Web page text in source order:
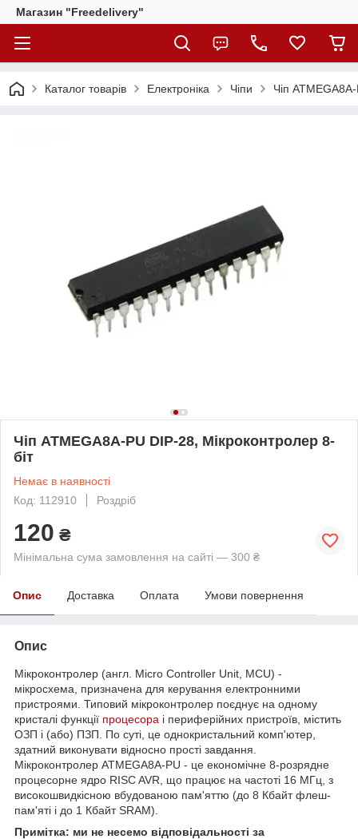
Магазин "Freedelivery"
Каталог товарів Електроніка Чіпи Чіп
Чіп ATMEGA8A-PU DIP-28, Мікроконтролер 8-
біт
Немає в наявності
Код: 112910
Роздріб
120 ₴
Мінімальна сума замовлення на сайті — 300 ₴
Опис Доставка Оплата Умови повернення
Опис
Мікроконтролер (англ. Micro Controller Unit, MCU) -
мікросхема, призначена для керування електронними
пристроями. Типовий мікроконтролер поєднує на одному
кристалі функції процесора і периферійних пристроїв, містить
ОЗП і (або) ПЗП. По суті, це однокристальний комп'ютер,
здатний виконувати відносно прості завдання.
Мікроконтролер ATMEGA8A-PU - це економічне 8-розрядне
процесорне ядро RISC AVR, що працює на частоті 16 МГц, з
високошвидкісною вбудованою пам'яттю (до 8 Кбайт флеш-
пам'яті і до 1 Кбайт SRAM).
Примітка: ми не несемо відповідальності за